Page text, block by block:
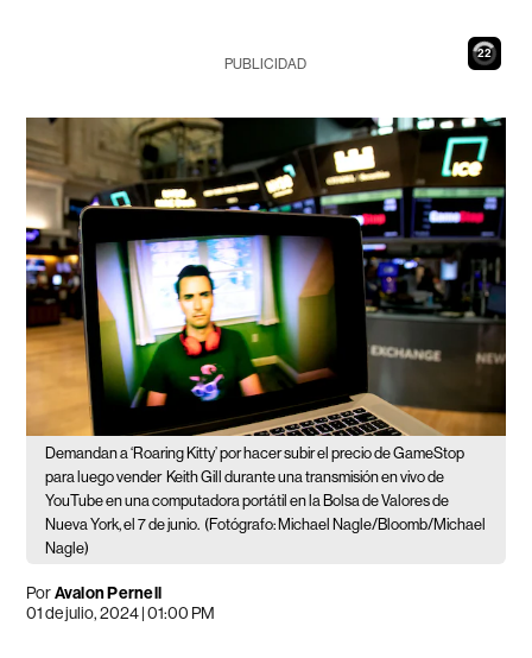
21
PUBLICIDAD
Demandan a ‘Roaring Kitty’ por hacer subir el precio de GameStop
para luego vender Keith Gill durante una transmisión en vivo de
YouTube en una computadora portátil en la Bolsa de Valores de
Nueva York, el 7 de junio. (Fotógrafo: Michael Nagle/Bloomb/Michael
Nagle)
PorAvalon Pernell
01 de julio, 2024 | 01:00 PM